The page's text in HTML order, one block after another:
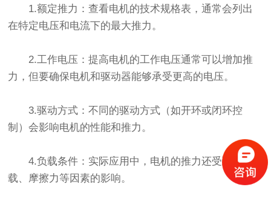
1.额定推力：查看电机的技术规格表，通常会列出
在特定电压和电流下的最大推力。
2.工作电压：提高电机的工作电压通常可以增加推
力，但要确保电机和驱动器能够承受更高的电压。
3.驱动方式：不同的驱动方式（如开环或闭环控
制）会影响电机的性能和推力。
4.负载条件：实际应用中，电机的推力还受到负
载、摩擦力等因素的影响。